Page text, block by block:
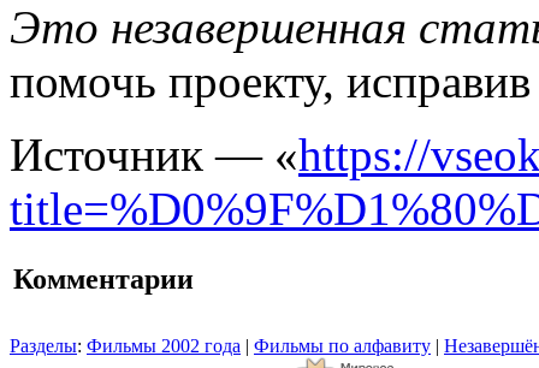
Это незавершенная
помочь проекту,
Источник — «https://
Комментарии
Разделы: Фильмы 2002 года | Фильмы по алфавиту |